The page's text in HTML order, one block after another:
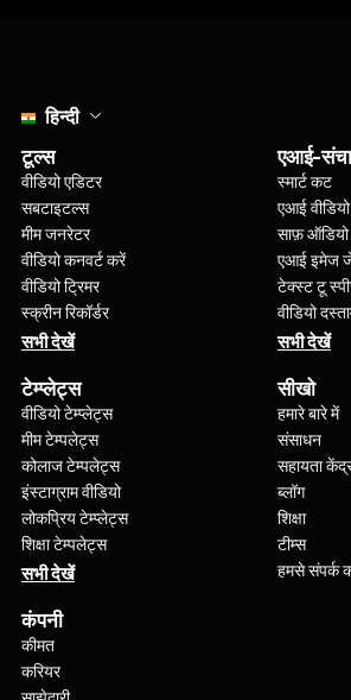
हिन्दी
टूल्स
वीडियो एडिटर
सबटाइटल्स
मीम जनरेटर
वीडियो कनवर्ट करें
वीडियो ट्रिमर
स्क्रीन रिकॉर्डर
सभी देखें
एआई-
स्मार्ट कट
एआई
साफ़ ऑडियो
एआई इमेज
टेक्स्ट टू
वीडियो
सभी देखें
टेम्प्लेट्स
वीडियो टेम्प्लेट्स
मीम टेम्पलेट्स
कोलाज टेम्पलेट्स
इंस्टाग्राम वीडियो
लोकप्रिय टेम्प्लेट्स
शिक्षा टेम्पलेट्स
सभी देखें
सीखो
हमारे बारे में
संसाधन
सहायता
ब्लॉग
शिक्षा
टीम्स
हमसे संपर्क
कंपनी
कीमत
करियर